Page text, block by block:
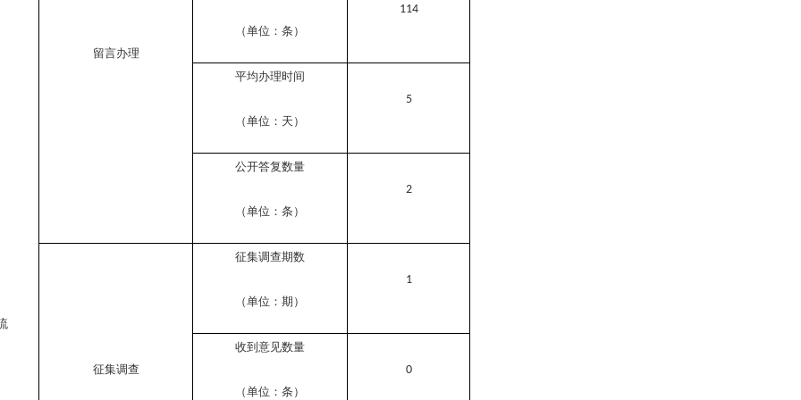
留言办理
（单位：条）
114
平均办理时间
（单位：天）
5
公开答复数量
（单位：条）
2
征集调查
征集调查期数
（单位：期）
1
收到意见数量
（单位：条）
0